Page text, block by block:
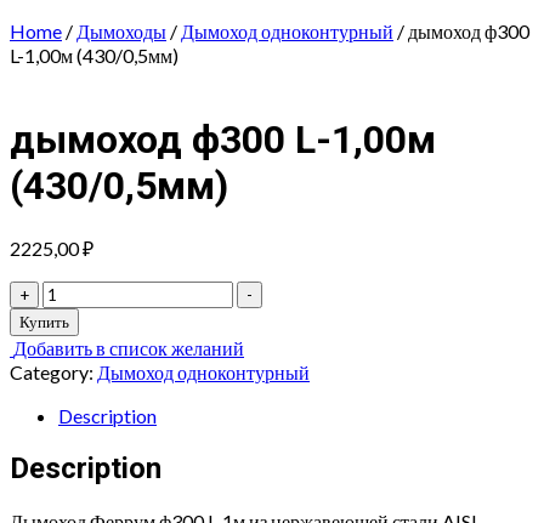
Home / Дымоходы / Дымоход одноконтурный / дымоход ф300
L-1,00м (430/0,5мм)
дымоход ф300 L-1,00м
(430/0,5мм)
2225,00₽
+
дымоход
ф300
L-
1,00м
(430/0,5мм)
quantity
-
Купить
Добавить в список желаний
Category: Дымоход одноконтурный
Description
Description